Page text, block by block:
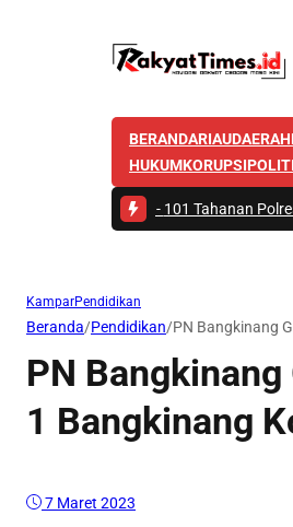
BERANDARIAUDAERAH
HUKUMKORUPSI
101 Tahanan Polres
KamparPendidikan
Beranda/Pendidikan/PN Bangkinang
PN
1 Bangkinang
7 Maret 2023